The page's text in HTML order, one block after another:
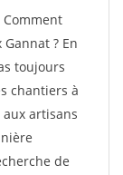
? En
toujours
chantiers à
artisans
de